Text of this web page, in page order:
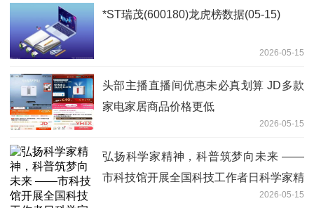
*ST瑞茂(600180)龙虎榜数据(05-15)
2026-05-15
头部主播直播间优惠未必真划算 JD多款
家电家居商品价格更低
2026-05-15
弘扬科学家精神，科普筑梦向未来 ——
市科技馆开展全国科技工作者日科学家精
2026-05-15